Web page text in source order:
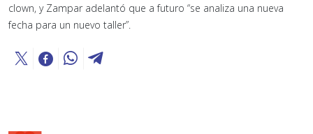
clown, y Zampar adelantó que a futuro “se analiza una nueva
fecha para un nuevo taller”.